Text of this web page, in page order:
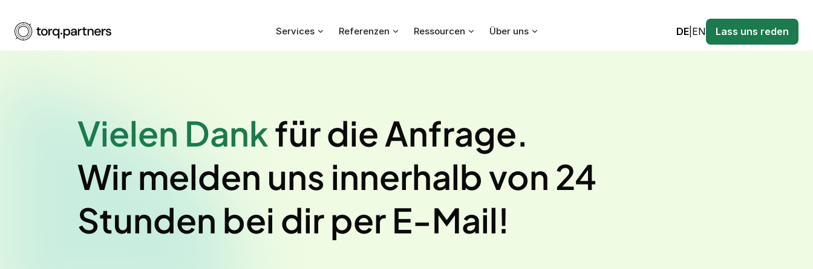
Services Referenzen Ressourcen Über uns DE EN Lass uns reden
Vielen Dankfür die Anfrage.
Wir melden uns innerhalb von 24
Stunden bei dir per E-Mail!